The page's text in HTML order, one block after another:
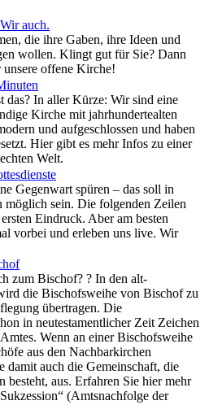
auch.
die ihre Gaben, ihre Ideen und
wollen. Klingt gut für Sie? Dann
unsere offene Kirche!
das? In aller Kürze: Wir sind eine
Kirche mit jahrhundertealten
und aufgeschlossen und haben
Hier gibt es mehr Infos zu einer
Welt.
Gegenwart spüren – das soll in
möglich sein. Die folgenden Zeilen
Eindruck. Aber am besten
vorbei und erleben uns live. Wir
zum Bischof? ? In den alt-
die Bischofsweihe von Bischof zu
übertragen. Die
in neutestamentlicher Zeit Zeichen
Wenn an einer Bischofsweihe
aus den Nachbarkirchen
damit auch die Gemeinschaft, die
besteht, aus. Erfahren Sie hier mehr
(Amtsnachfolge der